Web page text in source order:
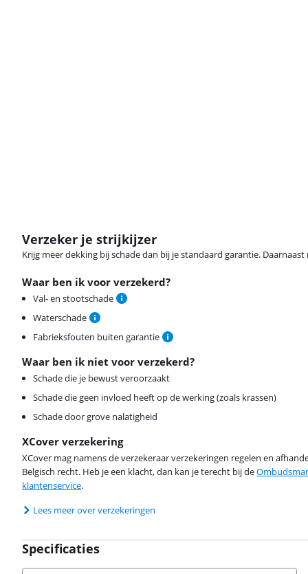
Verzeker je strijkijzer
Krijg meer dekking bij schade dan bij je standaard garantie.
Waar ben ik voor verzekerd?
Val- en stootschade
Waterschade
Fabrieksfouten buiten garantie
Waar ben ik niet voor verzekerd?
Schade die je bewust veroorzaakt
Schade die geen invloed heeft op de werking (zoals krassen)
Schade door grove nalatigheid
XCover verzekering
XCover mag namens de verzekeraar verzekeringen regelen en
Belgisch recht. Heb je een klacht, dan kan je terecht bij de
klantenservice.
Lees meer over verzekeringen
Specificaties